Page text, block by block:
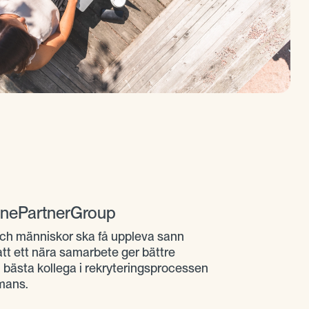
människor ska få uppleva sann
ett nära samarbete ger bättre
bästa kollega i rekryteringsprocessen